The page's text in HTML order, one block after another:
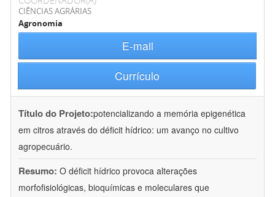
CIÊNCIAS AGRÁRIAS
Agronomia
E-mail
Currículo
Título do Projeto:potencializando a memória epigenética
em citros através do déficit hídrico: um avanço no cultivo
agropecuário.
Resumo: O déficit hídrico provoca alterações
morfofisiológicas, bioquímicas e moleculares que